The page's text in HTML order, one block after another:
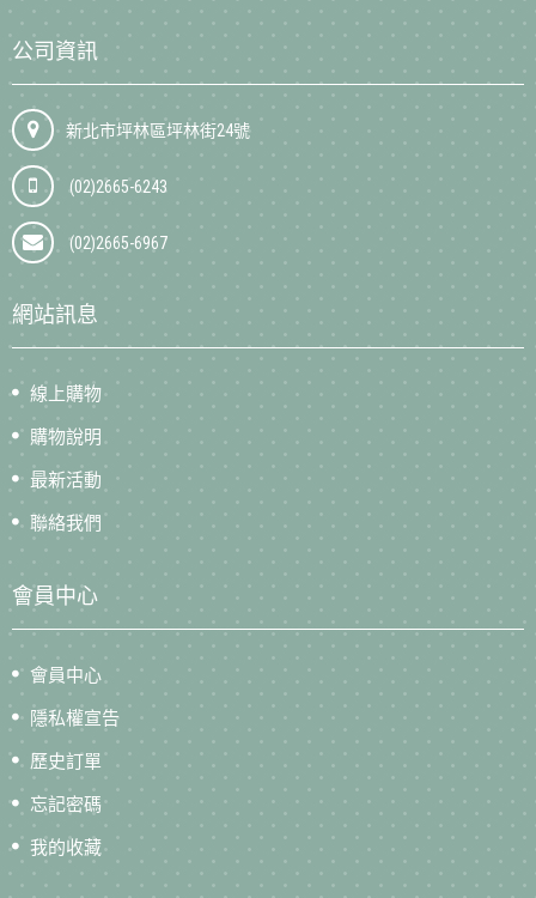
公司資訊
新北市坪林區坪林街24號
(02)2665-6243
(02)2665-6967
網站訊息
線上購物
購物說明
最新活動
聯絡我們
會員中心
會員中心
隱私權宣告
歷史訂單
忘記密碼
我的收藏